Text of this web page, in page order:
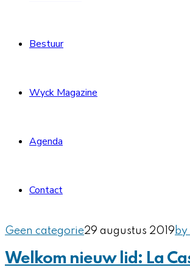
Bestuur
Wyck Magazine
Agenda
Contact
Geen categorie29 augustus 2019
Welkom nieuw lid: La